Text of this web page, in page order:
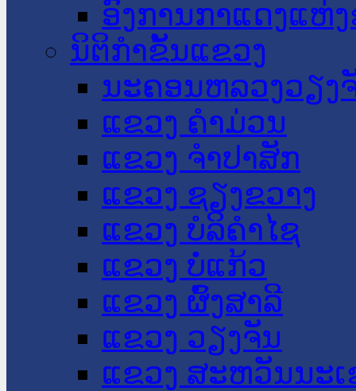
ອົງການກາແດງແຫ່
ນິຕິກໍາຂັ້ນແຂວງ
ນະ​ຄອນ​ຫລວງວຽງ
ແຂວງ ຄໍາມ່ວນ
ແຂວງ ຈໍາປາສັກ
ແຂວງ ຊຽງຂວາງ
ແຂວງ ບໍລິຄໍາໄຊ
ແຂວງ ບໍ່ແກ້ວ
ແຂວງ ຜົ້ງສາລີ
ແຂວງ ວຽງຈັນ
ແຂວງ ສະຫວັນນະ